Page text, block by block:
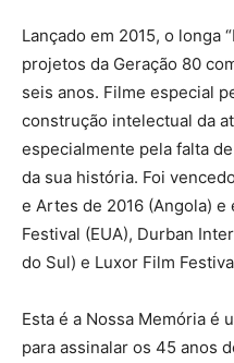
Lançado em 2015, o longa
projetos da Geração 80
seis anos. Filme especial
construção intelectual da
especialmente pela falta
da sua história. Foi
e Artes de 2016 (Angola)
Festival (EUA), Durban
do Sul) e Luxor Film
Esta é a Nossa Memória é
para assinalar os 45 anos